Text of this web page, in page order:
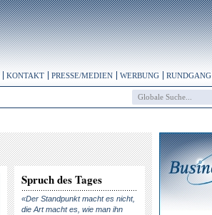
KONTAKT PRESSE/MEDIEN WERBUNG RUNDGANG
Spruch des Tages
«Der Standpunkt macht es nicht,
die Art macht es, wie man ihn